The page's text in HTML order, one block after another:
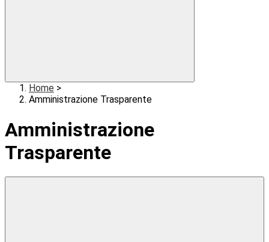
Home >
Amministrazione Trasparente
Amministrazione
Trasparente